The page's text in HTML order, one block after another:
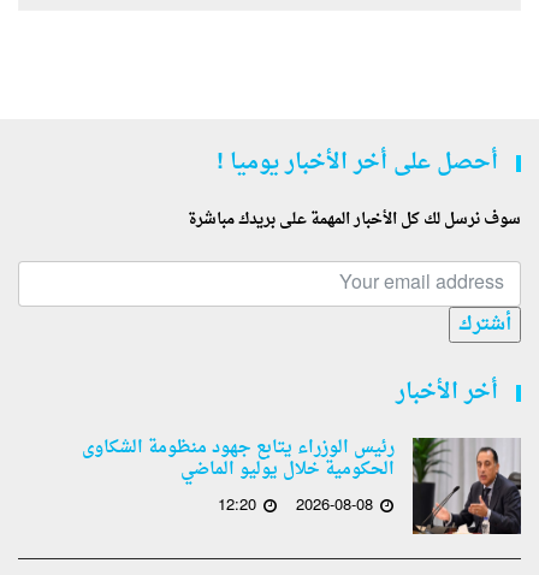
أحصل على أخر الأخبار يوميا !
سوف نرسل لك كل الأخبار المهمة على بريدك مباشرة
أشترك
أخر الأخبار
رئيس الوزراء يتابع جهود منظومة الشكاوى
الحكومية خلال يوليو الماضي
2026-08-08
12:20